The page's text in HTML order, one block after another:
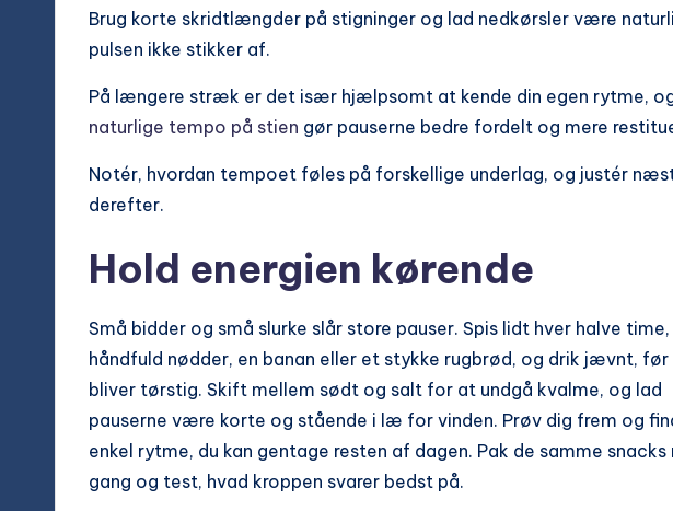
Brug korte skridtlængder på stigninger og lad nedkørsler være
pulsen ikke stikker af.
På længere stræk er det især hjælpsomt at kende din egen rytme,
naturlige tempo på stien gør pauserne bedre fordelt og mere
Notér, hvordan tempoet føles på forskellige underlag, og justér
derefter.
Hold energien kørende
Små bidder og små slurke slår store pauser. Spis lidt hver halve
håndfuld nødder, en banan eller et stykke rugbrød, og drik jævnt, før
bliver tørstig. Skift mellem sødt og salt for at undgå kvalme, og lad
pauserne være korte og stående i læ for vinden. Prøv dig frem og
enkel rytme, du kan gentage resten af dagen. Pak de samme
gang og test, hvad kroppen svarer bedst på.